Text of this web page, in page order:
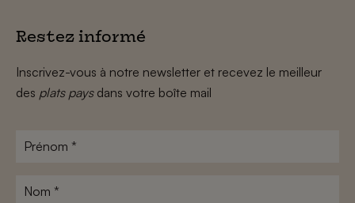
Restez informé
Inscrivez-vous à notre newsletter et recevez le meilleur
des plats paysdans votre boîte mail
Prénom
Nom